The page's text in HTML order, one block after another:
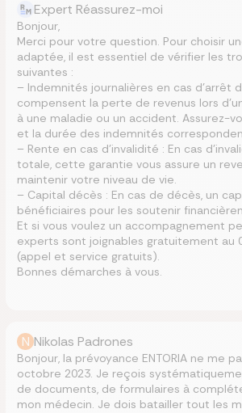
Expert Réassurez-moi
Bonjour,
Merci pour votre question. Pour choisir
adaptée, il est essentiel de vérifier les
suivantes :
– Indemnités journalières en cas d’arrêt
compensent la perte de revenus lors
à une maladie ou un accident. Assurez-
et la durée des indemnités
– Rente en cas d’invalidité : En cas
totale, cette garantie vous assure un
maintenir votre niveau de vie.
– Capital décès : En cas de décès, un
bénéficiaires pour les soutenir
Et si vous voulez un accompagnement
experts sont joignables gratuitement au
(appel et service gratuits).
Bonnes démarches à vous.
N Nikolas Padrones
Bonjour, la prévoyance ENTORIA ne me
octobre 2023. Je reçois
de documents, de formulaires à
mon médecin. Je dois batailler tout les